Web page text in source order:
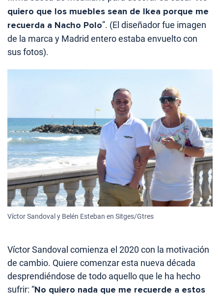
quiero que los muebles sean de Ikea porque me
recuerda a Nacho Polo”. (El diseñador fue imagen
de la marca y Madrid entero estaba envuelto con
sus fotos).
Víctor Sandoval y Belén Esteban en Sitges/Gtres
Víctor Sandoval comienza el 2020 con la motivación
de cambio. Quiere comenzar esta nueva década
desprendiéndose de todo aquello que le ha hecho
sufrir: “No quiero nada que me recuerde a estos